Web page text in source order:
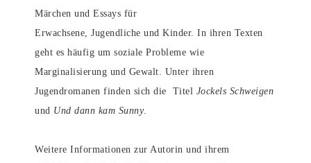
Märchen und Essays für
Erwachsene, Jugendliche und Kinder. In ihren Texten
geht es häufig um soziale Probleme wie
Marginalisierung und Gewalt. Unter ihren
Jugendromanen finden sich die Titel Jockels Schweigen
und Und dann kam Sunny.
Weitere Informationen zur Autorin und ihrem